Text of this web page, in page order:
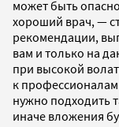
может быть
хороший врач, —
рекомендации,
вам и только на
при высокой
к
нужно подходить
иначе вложения